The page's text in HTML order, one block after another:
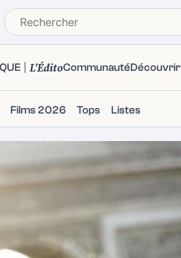
L'ÉditoCommunautéDécouvrir
Films 2026 Tops Listes